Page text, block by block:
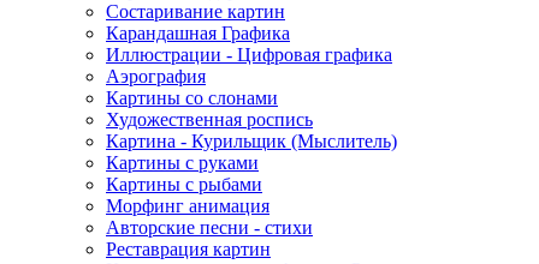
Состаривание картин
Карандашная Графика
Иллюстрации - Цифровая графика
Аэрография
Картины со слонами
Художественная роспись
Картина - Курильщик (Мыслитель)
Картины с руками
Картины с рыбами
Морфинг анимация
Авторские песни - стихи
Реставрация картин